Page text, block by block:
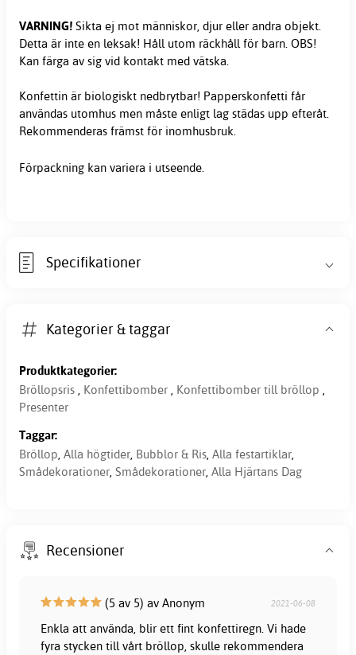
VARNING! Sikta ej mot människor, djur eller andra objekt.
Detta är inte en leksak! Håll utom räckhåll för barn. OBS!
Kan färga av sig vid kontakt med vätska.
Konfettin är biologiskt nedbrytbar! Papperskonfetti får
användas utomhus men måste enligt lag städas upp efteråt.
Rekommenderas främst för inomhusbruk.
Förpackning kan variera i utseende.
Specifikationer
Kategorier & taggar
Produktkategorier:
Bröllopsris , Konfettibomber , Konfettibomber till bröllop ,
Presenter
Taggar:
Bröllop, Alla högtider, Bubblor & Ris, Alla festartiklar,
Smådekorationer, Smådekorationer, Alla Hjärtans Dag
Recensioner
(5 av 5) av Anonym 2021-06-08
Enkla att använda, blir ett fint konfettiregn. Vi hade
fyra stycken till vårt bröllop, skulle rekommendera